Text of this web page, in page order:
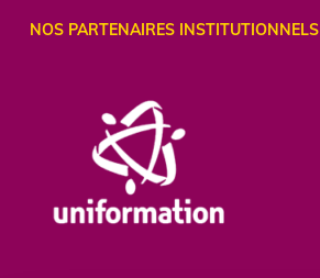
NOS PARTENAIRES INSTITUTIONNELS